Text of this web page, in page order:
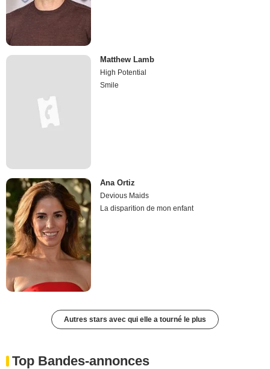
Matthew Lamb
High Potential
Smile
Ana Ortiz
Devious Maids
La disparition de mon enfant
Autres stars avec qui elle a tourné le plus
Top Bandes-annonces